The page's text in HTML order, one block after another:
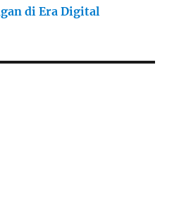
di Era Digital